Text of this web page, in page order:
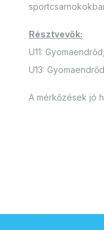
Résztvevők:
U11:
U13:
A mérkőzések jó